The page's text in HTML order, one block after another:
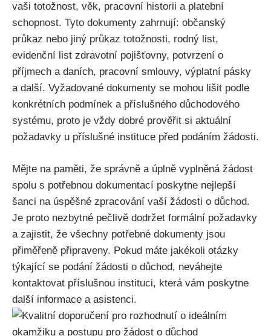
vaši totožnost, věk, pracovní historii a platební
schopnost. Tyto dokumenty zahrnují: občanský
průkaz nebo jiný průkaz totožnosti, rodný list,
evidenční list zdravotní pojišťovny, potvrzení o
příjmech a daních, pracovní smlouvy, výplatní pásky
a další. Vyžadované dokumenty se mohou lišit podle
konkrétních podmínek a příslušného důchodového
systému, proto je vždy dobré prověřit si aktuální
požadavky u příslušné instituce před podáním žádosti.
Mějte na paměti, že správně a úplně vyplněná žádost
spolu s potřebnou dokumentací poskytne nejlepší
šanci na úspěšné zpracování vaší žádosti o důchod.
Je proto nezbytné pečlivě dodržet formální požadavky
a zajistit, že všechny potřebné dokumenty jsou
přiměřeně připraveny. Pokud máte jakékoli otázky
týkající se podání žádosti o důchod, neváhejte
kontaktovat příslušnou instituci, která vám poskytne
další informace a asistenci.